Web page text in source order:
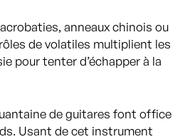
anneaux chinois ou
de volatiles multiplient les
pour tenter d’échapper à la
de guitares font office
Usant de cet instrument